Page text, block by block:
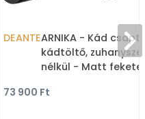
DEANTEARNIKA - Kád
kádtöltő,
nélkül - Matt fekete
73 900 Ft